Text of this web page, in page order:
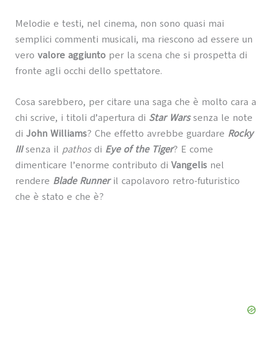
Melodie e testi, nel cinema, non sono quasi mai
semplici commenti musicali, ma riescono ad essere un
vero valore aggiuntoper la scena che si prospetta di
fronte agli occhi dello spettatore.
Cosa sarebbero, per citare una saga che è molto cara a
chi scrive, i titoli d’apertura di Star Warssenza le note
di John Williams? Che effetto avrebbe guardare Rocky
IIIsenza il pathosdi Eye of the Tiger? E come
dimenticare l’enorme contributo di Vangelisnel
rendere Blade Runneril capolavoro retro-futuristico
che è stato e che è?